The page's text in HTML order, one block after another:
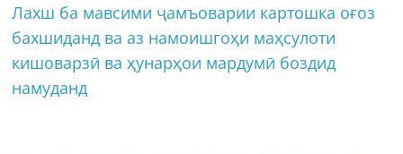
Лахш ба мавсими ҷамъоварии картошка оғоз
бахшиданд ва аз намоишгоҳи маҳсулоти
кишоварзӣ ва ҳунарҳои мардумӣ боздид
намуданд